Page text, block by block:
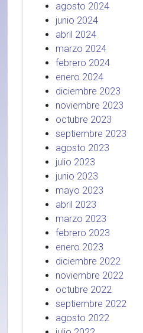
agosto 2024
junio 2024
abril 2024
marzo 2024
febrero 2024
enero 2024
diciembre 2023
noviembre 2023
octubre 2023
septiembre 2023
agosto 2023
julio 2023
junio 2023
mayo 2023
abril 2023
marzo 2023
febrero 2023
enero 2023
diciembre 2022
noviembre 2022
octubre 2022
septiembre 2022
agosto 2022